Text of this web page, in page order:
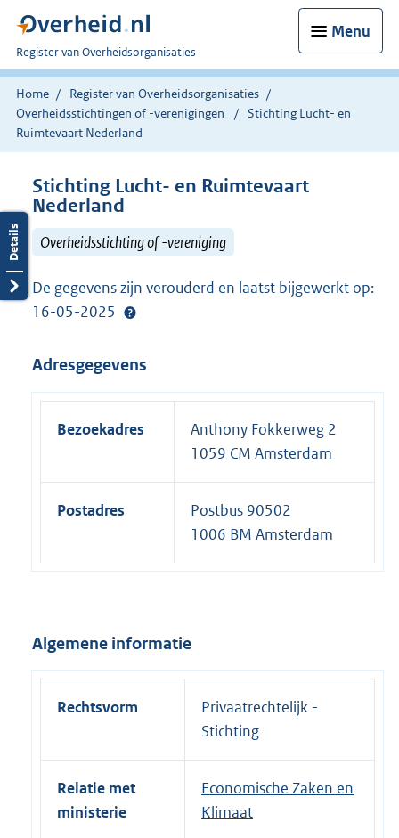
Menu
U
bent
nu
hier:
Register van Overheidsorganisaties
Home
Register van Overheidsorganisaties
Overheidsstichtingen of -verenigingen
Stichting Lucht- en
Ruimtevaart Nederland
Stichting Lucht- en Ruimtevaart
Nederland
Overheidsstichting of -vereniging
De gegevens zijn verouderd en laatst bijgewerkt op:
16-05-2025
Adresgegevens
Bezoekadres
Anthony Fokkerweg 2
1059 CM Amsterdam
Postadres
Postbus 90502
1006 BM Amsterdam
Algemene informatie
Rechtsvorm
Privaatrechtelijk -
Stichting
Relatie met
ministerie
Economische Zaken en
Klimaat